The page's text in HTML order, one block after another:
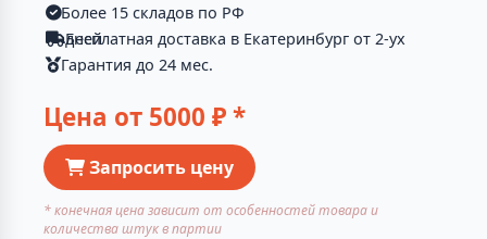
Более 15 складов по РФ
Бесплатная доставка в Екатеринбург от 2-ух дней
Гарантия до 24 мес.
Цена от 5000 ₽ *
Запросить цену
* конечная цена зависит от особенностей товара и
количества штук в партии